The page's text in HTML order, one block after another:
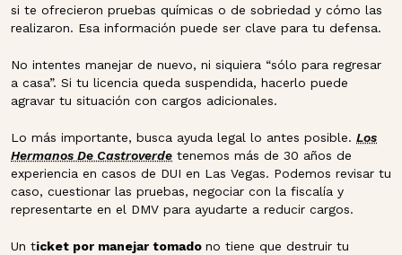
si te ofrecieron pruebas químicas o de sobriedad y cómo las
realizaron. Esa información puede ser clave para tu defensa.
No intentes manejar de nuevo, ni siquiera “sólo para regresar
a casa”. Si tu licencia queda suspendida, hacerlo puede
agravar tu situación con cargos adicionales.
Lo más importante, busca ayuda legal lo antes posible. Los
Hermanos De Castroverde tenemos más de 30 años de
experiencia en casos de DUI en Las Vegas. Podemos revisar tu
caso, cuestionar las pruebas, negociar con la fiscalía y
representarte en el DMV para ayudarte a reducir cargos.
Un ticket por manejar tomado no tiene que destruir tu